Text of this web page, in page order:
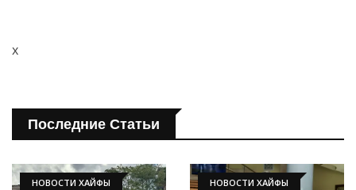
x
Последние Статьи
НОВОСТИ ХАЙФЫ НОВОСТИ ХАЙФЫ